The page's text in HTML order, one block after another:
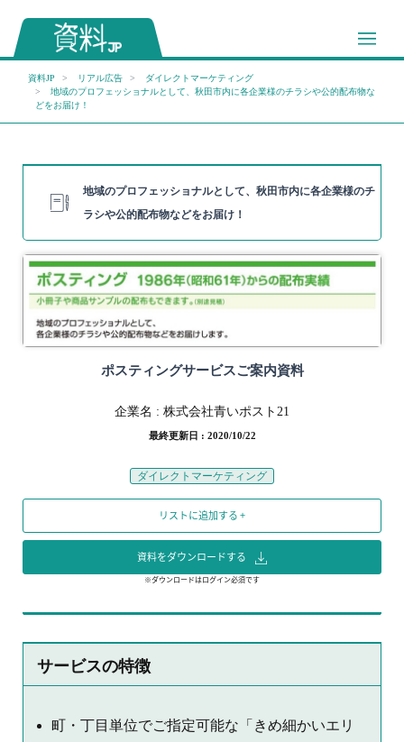
資料JP リアル広告
ダイレクトマーケティング
地域のプロフェッショナルとして、秋田市内に各企業様のチラシや公的配布物な
どをお届け！
地域のプロフェッショナルとして、秋田市内に各企業様のチ
ラシや公的配布物などをお届け！
ポスティングサービスご案内資料
企業名 : 株式会社青いポスト21
最終更新日 : 2020/10/22
ダイレクトマーケティング
リストに追加する +
資料をダウンロードする
※ダウンロードはログイン必須です
サービスの特徴
町・丁目単位でご指定可能な「きめ細かいエリ